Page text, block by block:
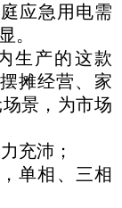
应急用电需
。
生产的这款
摊经营、家
景，为市场
充沛；
单相、三相